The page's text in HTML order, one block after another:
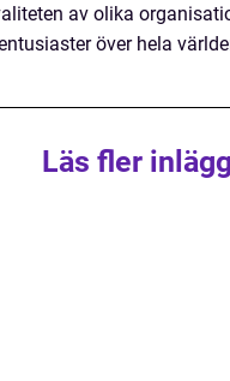
av olika
över hela
Läs fler